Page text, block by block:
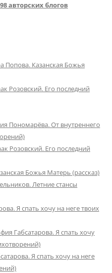
авторских блогов
Попова. Казанская Божья
Розовский. Его последний
Пономарёва. От внутреннего
Розовский. Его последний
Божья Матерь (рассказ)
Летние стансы
Я спать хочу на неге твоих
Габсатарова. Я спать хочу
Я спать хочу на неге